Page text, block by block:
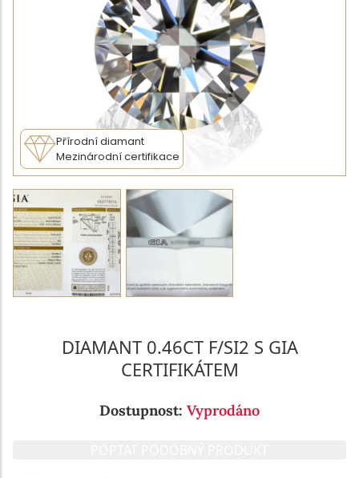
Přírodní diamant
Mezinárodní certifikace
DIAMANT 0.46CT F/SI2 S GIA
CERTIFIKÁTEM
Dostupnost: Vyprodáno